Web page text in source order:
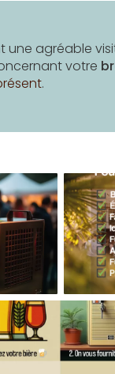
une agréable
votre
.